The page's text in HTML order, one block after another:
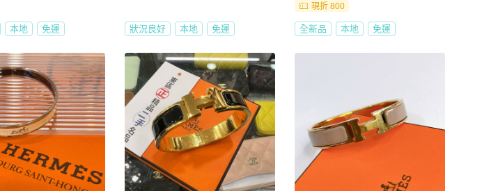
本地 免運 狀況良好 本地 免運
現折 800
全新品 本地 免運